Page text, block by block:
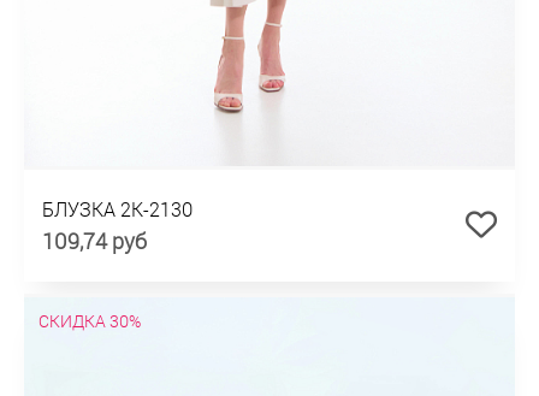
БЛУЗКА 2К-2130
109,74 руб
СКИДКА 30%